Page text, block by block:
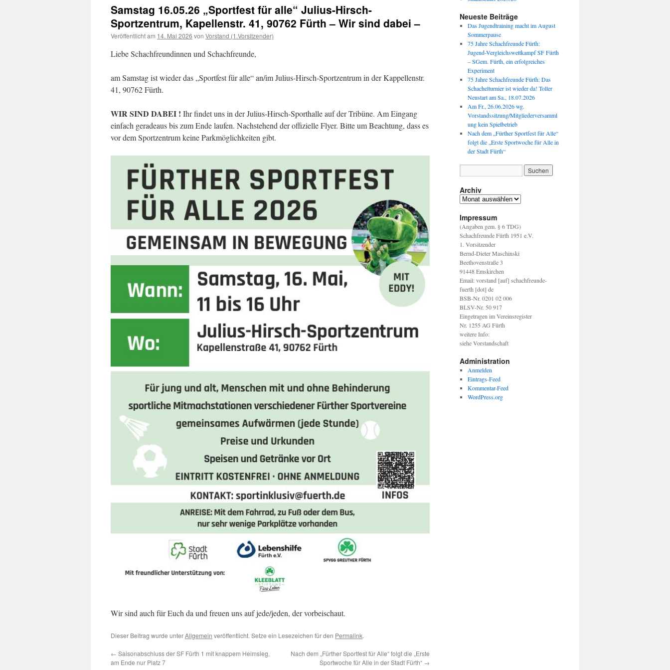
Samstag 16.05.26 „Sportfest für alle“ Julius-Hirsch-
Sportzentrum, Kapellenstr. 41, 90762 Fürth – Wir sind dabei –
Veröffentlicht am 14. Mai 2026 von Vorstand (1.Vorsitzender)
Liebe Schachfreundinnen und Schachfreunde,
am Samstag ist wieder das „Sportfest für alle“ an/im Julius-Hirsch-Sportzentrum in der Kappellenstr.
41, 90762 Fürth.
WIR SIND DABEI ! Ihr findet uns in der Julius-Hirsch-Sporthalle auf der Tribüne. Am Eingang
einfach geradeaus bis zum Ende laufen. Nachstehend der offizielle Flyer. Bitte um Beachtung, dass es
vor dem Sportzentrum keine Parkmöglichkeiten gibt.
Wir sind auch für Euch da und freuen uns auf jede/jeden, der vorbeischaut.
Dieser Beitrag wurde unterAllgemein veröffentlicht. Setze ein Lesezeichen für den Permalink.
← Saisonabschluss der SF Fürth 1 mit knappem Heimsieg,
am Ende nur Platz 7
Nach dem „Fürther Sportfest für Alle“ folgt die „Erste
Sportwoche für Alle in der Stadt Fürth“ →
Neueste Beiträge
Das Jugendtraining macht im August
Sommerpause
75 Jahre Schachfreunde Fürth:
Jugend-Vergleichswettkampf SF Fürth
– SGem. Fürth, ein erfolgreiches
Experiment
75 Jahre Schachfreunde Fürth: Das
Schachelturnier ist wieder da! Toller
Neustart am Sa., 18.07.2026
Am Fr., 26.06.2026 wg.
Vorstandssitzung/Mitgliederversamml
ung kein Spielbetrieb
Nach dem „Fürther Sportfest für Alle“
folgt die „Erste Sportwoche für Alle in
der Stadt Fürth“
Archiv
Archiv
Impressum
(Angaben gem. § 6 TDG)
Schachfreunde Fürth 1951 e.V.
1. Vorsitzender
Bernd-Dieter Maschinski
Beethovenstraße 3
91448 Emskirchen
Email: vorstand [auf] schachfreunde-
fuerth [dot] de
BSB-Nr. 0201 02 006
BLSV-Nr. 50 917
Eingetragen im Vereinsregister
Nr. 1255 AG Fürth
weitere Info:
siehe Vorstandschaft
Administration
Anmelden
Eintrags-Feed
Kommentar-Feed
WordPress.org